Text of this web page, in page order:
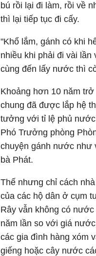
bú rồi lại đi làm, rồi về
thì lại tiếp tục đi cấy.
"Khổ lắm, gánh có khi
nhiều khi phải đi vài
cùng đến lấy nước thì
Khoảng hơn 10 năm
chung đã được lắp hệ
tưởng với tỉ lệ phủ
Phó Trưởng phòng
chuyện gánh nước như
bà Phát.
Thế nhưng chỉ cách
của các hộ dân ở cụm
Rây vẫn không có
năm lần so với giá
các gia đình hàng xóm
giếng hoặc cây nước